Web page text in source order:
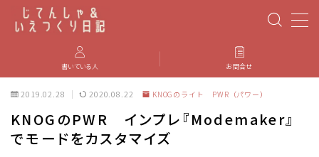
PBP(Paris-Brest-Paris)
エベレスティング
書いている人 お問合せ
2019.02.28 2020.08.22 KNOGのライト PWR（パワー）
KNOGのPWR インプレ『Modemaker』
でモードをカスタマイズ